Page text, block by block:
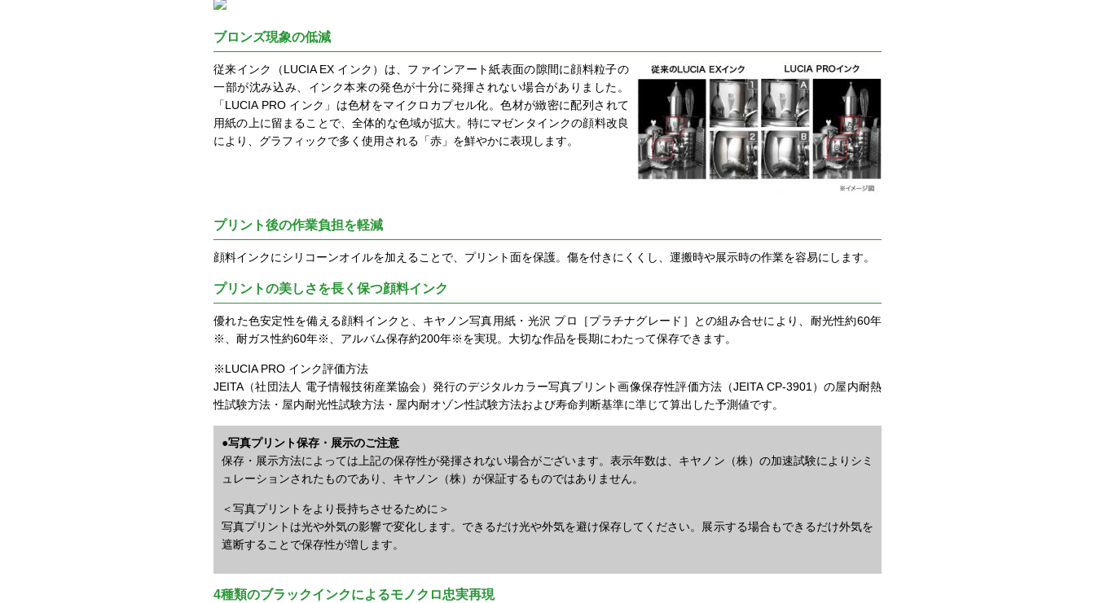
ブロンズ現象の低減
従来インク（LUCIA EX インク）は、ファインアート紙表面の隙間に顔料粒子の
一部が沈み込み、インク本来の発色が十分に発揮されない場合がありました。
「LUCIA PRO インク」は色材をマイクロカプセル化。色材が緻密に配列されて
用紙の上に留まることで、全体的な色域が拡大。特にマゼンタインクの顔料改良
により、グラフィックで多く使用される「赤」を鮮やかに表現します。
プリント後の作業負担を軽減
顔料インクにシリコーンオイルを加えることで、プリント面を保護。傷を付きにくくし、運搬時や展示時の作業を容易にします。
プリントの美しさを長く保つ顔料インク
優れた色安定性を備える顔料インクと、キヤノン写真用紙・光沢 プロ［プラチナグレード］との組み合せにより、耐光性約60年
※、耐ガス性約60年※、アルバム保存約200年※を実現。大切な作品を長期にわたって保存できます。
※LUCIA PRO インク評価方法
JEITA（社団法人 電子情報技術産業協会）発行のデジタルカラー写真プリント画像保存性評価方法（JEITA CP-3901）の屋内耐熱
性試験方法・屋内耐光性試験方法・屋内耐オゾン性試験方法および寿命判断基準に準じて算出した予測値です。
●写真プリント保存・展示のご注意
保存・展示方法によっては上記の保存性が発揮されない場合がございます。表示年数は、キヤノン（株）の加速試験によりシミ
ュレーションされたものであり、キヤノン（株）が保証するものではありません。
＜写真プリントをより長持ちさせるために＞
写真プリントは光や外気の影響で変化します。できるだけ光や外気を避け保存してください。展示する場合もできるだけ外気を
遮断することで保存性が増します。
4種類のブラックインクによるモノクロ忠実再現